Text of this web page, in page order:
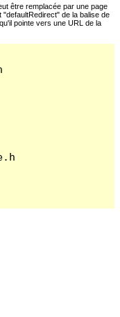
être remplacée par une page
de la balise de
pointe vers une URL de la